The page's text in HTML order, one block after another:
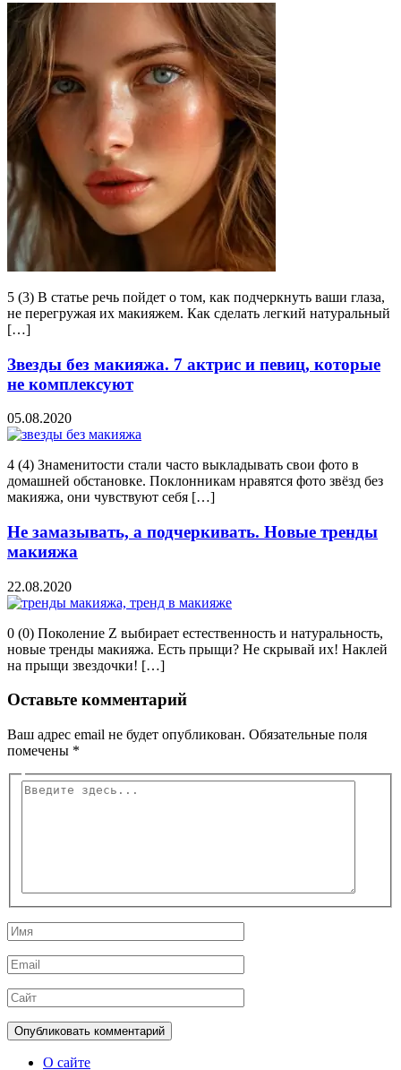
5 (3) В статье речь пойдет о том, как подчеркнуть ваши глаза,
не перегружая их макияжем. Как сделать легкий натуральный
[…]
Звезды без макияжа. 7 актрис и певиц, которые
не комплексуют
05.08.2020
4 (4) Знаменитости стали часто выкладывать свои фото в
домашней обстановке. Поклонникам нравятся фото звёзд без
макияжа, они чувствуют себя […]
Не замазывать, а подчеркивать. Новые тренды
макияжа
22.08.2020
0 (0) Поколение Z выбирает естественность и натуральность,
новые тренды макияжа. Есть прыщи? Не скрывай их! Наклей
на прыщи звездочки! […]
Оставьте комментарий
Ваш адрес email не будет опубликован. Обязательные поля
помечены *
Введите
Имя
Email
Сайт
О сайте